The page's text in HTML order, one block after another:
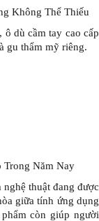
Không Thể Thiếu
dù cầm tay cao cấp
gu thẩm mỹ riêng.
Trong Năm Nay
nghệ thuật đang được
giữa tính ứng dụng
còn giúp người